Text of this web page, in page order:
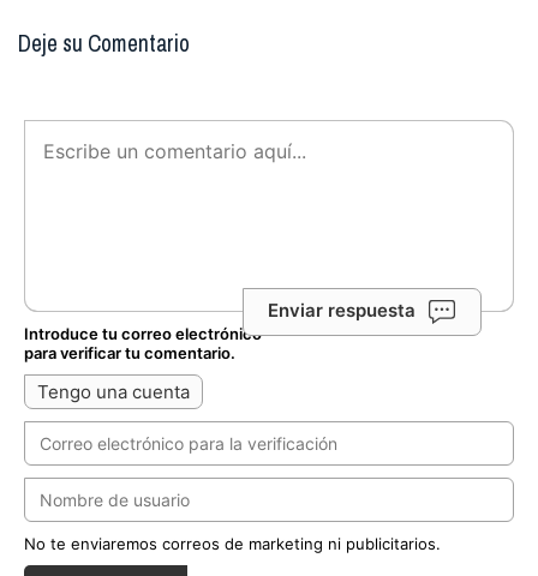
Deje su Comentario
Enviar respuesta
Introduce tu correo electrónico
para verificar tu comentario.
Tengo una cuenta
No te enviaremos correos de marketing ni publicitarios.